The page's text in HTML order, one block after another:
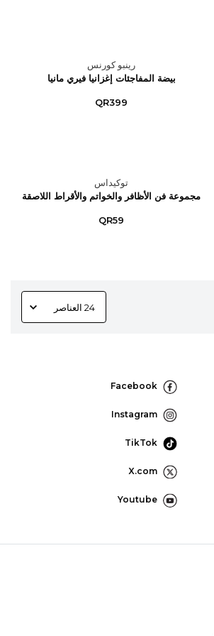
رينبو كورنس
بيضة المفاجئات إغزانيا فيري مانيا
QR399
توكيداس
مجموعة فن الأظافر والخواتم والأقراط اللاصقة
QR59
Facebook
Instagram
TikTok
X.com
Youtube